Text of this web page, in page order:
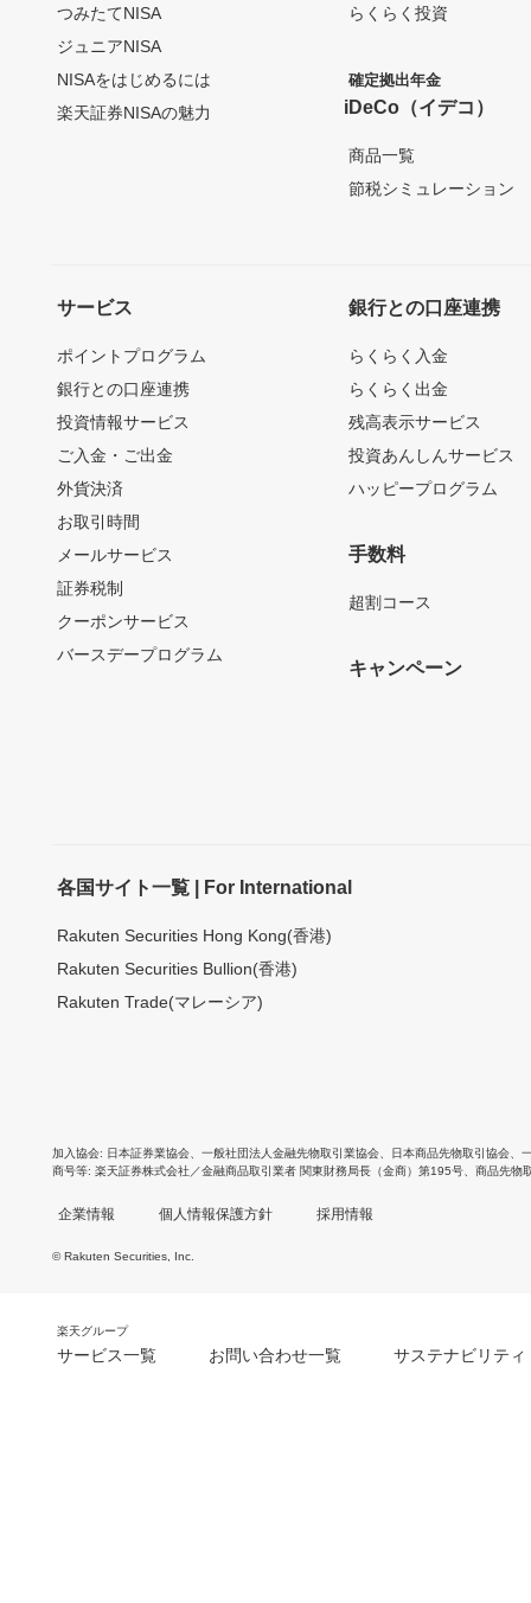
つみたてNISA
ジュニアNISA
NISAをはじめるには
楽天証券NISAの魅力
らくらく投資
確定拠出年金
iDeCo（イデコ）
商品一覧
節税シミュレーション
サービス
ポイントプログラム
銀行との口座連携
投資情報サービス
ご入金・ご出金
外貨決済
お取引時間
メールサービス
証券税制
クーポンサービス
バースデープログラム
銀行との口座連携
らくらく入金
らくらく出金
残高表示サービス
投資あんしんサービス
ハッピープログラム
手数料
超割コース
キャンペーン
各国サイト一覧 | For International
Rakuten Securities Hong Kong(香港)
Rakuten Securities Bullion(香港)
Rakuten Trade(マレーシア)
加入協会 日本証券業協会 一般社団法人金融先物取引業協会 日本商品先物取引協会
商号等 楽天証券株式会社／金融商品取引業者 関東財務局長（金商）第195号、商品先物
企業情報 個人情報保護方針 採用情報
© Rakuten Securities, Inc.
楽天グループ
サービス一覧 お問い合わせ一覧 サステナビリティ